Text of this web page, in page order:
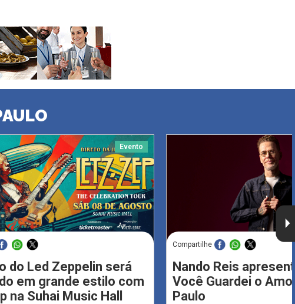
Evento
do Led Zeppelin será
em grande estilo com
na Suhai Music Hall
Compartilhe
Nando Reis
Você Guardei o
Paulo